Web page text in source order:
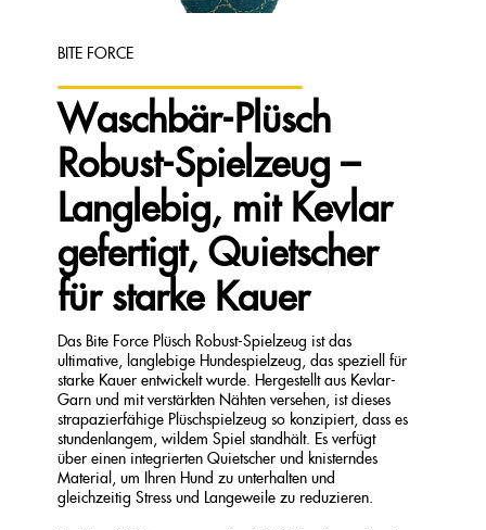
BITE FORCE
Waschbär-Plüsch
Robust-Spielzeug –
Langlebig, mit Kevlar
gefertigt, Quietscher
für starke Kauer
Das Bite Force Plüsch Robust-Spielzeug ist das
ultimative, langlebige Hundespielzeug, das speziell für
starke Kauer entwickelt wurde. Hergestellt aus Kevlar-
Garn und mit verstärkten Nähten versehen, ist dieses
strapazierfähige Plüschspielzeug so konzipiert, dass es
stundenlangem, wildem Spiel standhält. Es verfügt
über einen integrierten Quietscher und knisterndes
Material, um Ihren Hund zu unterhalten und
gleichzeitig Stress und Langeweile zu reduzieren.